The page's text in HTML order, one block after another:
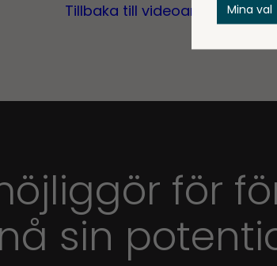
Tillbaka till videoarkivet
för
sin
Mina val